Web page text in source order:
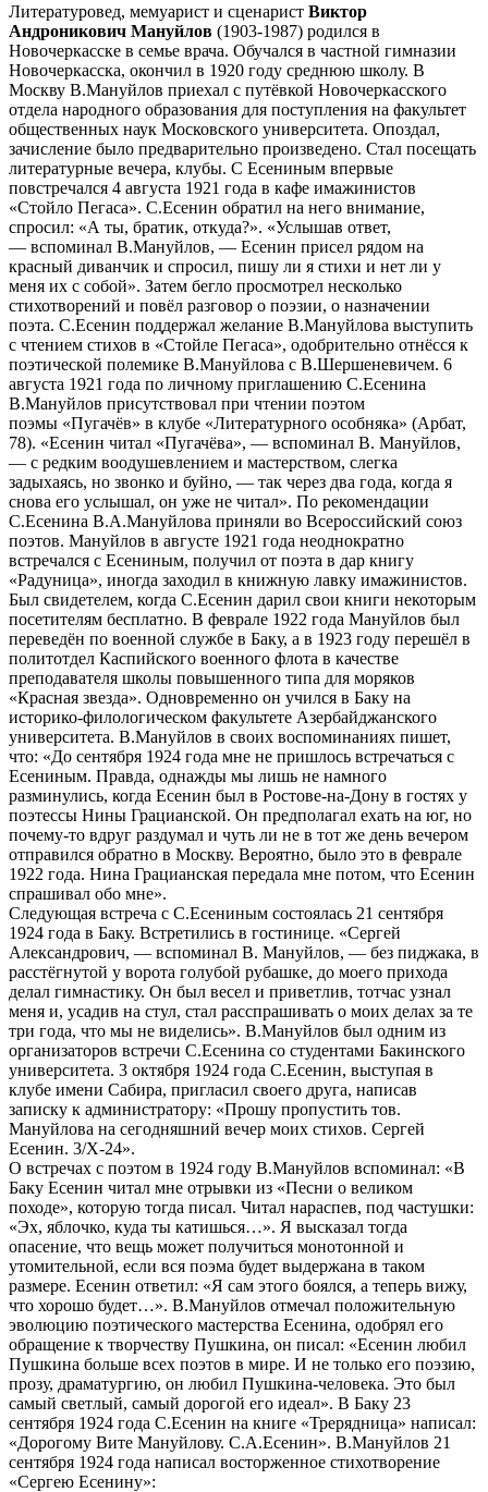
Литературовед, мемуарист и сценарист Виктор
Андроникович Мануйлов (1903-1987) родился в
Новочеркасске в семье врача. Обучался в частной гимназии
Новочеркасска, окончил в 1920 году среднюю школу. В
Москву В.Мануйлов приехал с путёвкой Новочеркасского
отдела народного образования для поступления на факультет
общественных наук Московского университета. Опоздал,
зачисление было предварительно произведено. Стал посещать
литературные вечера, клубы. С Есениным впервые
повстречался 4 августа 1921 года в кафе имажинистов
«Стойло Пегаса». С.Есенин обратил на него внимание,
спросил: «А ты, братик, откуда?». «Услышав ответ,
— вспоминал В.Мануйлов, — Есенин присел рядом на
красный диванчик и спросил, пишу ли я стихи и нет ли у
меня их с собой». Затем бегло просмотрел несколько
стихотворений и повёл разговор о поэзии, о назначении
поэта. С.Есенин поддержал желание В.Мануйлова выступить
с чтением стихов в «Стойле Пегаса», одобрительно отнёсся к
поэтической полемике В.Мануйлова с В.Шершеневичем. 6
августа 1921 года по личному приглашению С.Есенина
В.Мануйлов присутствовал при чтении поэтом
поэмы «Пугачёв» в клубе «Литературного особняка» (Арбат,
78). «Есенин читал «Пугачёва», — вспоминал В. Мануйлов,
— с редким воодушевлением и мастерством, слегка
задыхаясь, но звонко и буйно, — так через два года, когда я
снова его услышал, он уже не читал». По рекомендации
С.Есенина В.А.Мануйлова приняли во Всероссийский союз
поэтов. Мануйлов в августе 1921 года неоднократно
встречался с Есениным, получил от поэта в дар книгу
«Радуница», иногда заходил в книжную лавку имажинистов.
Был свидетелем, когда С.Есенин дарил свои книги некоторым
посетителям бесплатно. В феврале 1922 года Мануйлов был
переведён по военной службе в Баку, а в 1923 году перешёл в
политотдел Каспийского военного флота в качестве
преподавателя школы повышенного типа для моряков
«Красная звезда». Одновременно он учился в Баку на
историко-филологическом факультете Азербайджанского
университета. В.Мануйлов в своих воспоминаниях пишет,
что: «До сентября 1924 года мне не пришлось встречаться с
Есениным. Правда, однажды мы лишь не намного
разминулись, когда Есенин был в Ростове-на-Дону в гостях у
поэтессы Нины Грацианской. Он предполагал ехать на юг, но
почему-то вдруг раздумал и чуть ли не в тот же день вечером
отправился обратно в Москву. Вероятно, было это в феврале
1922 года. Нина Грацианская передала мне потом, что Есенин
спрашивал обо мне».
Следующая встреча с С.Есениным состоялась 21 сентября
1924 года в Баку. Встретились в гостинице. «Сергей
Александрович, — вспоминал В. Мануйлов, — без пиджака, в
расстёгнутой у ворота голубой рубашке, до моего прихода
делал гимнастику. Он был весел и приветлив, тотчас узнал
меня и, усадив на стул, стал расспрашивать о моих делах за те
три года, что мы не виделись». В.Мануйлов был одним из
организаторов встречи С.Есенина со студентами Бакинского
университета. 3 октября 1924 года С.Есенин, выступая в
клубе имени Сабира, пригласил своего друга, написав
записку к администратору: «Прошу пропустить тов.
Мануйлова на сегодняшний вечер моих стихов. Сергей
Есенин. 3/Х-24».
О встречах с поэтом в 1924 году В.Мануйлов вспоминал: «В
Баку Есенин читал мне отрывки из «Песни о великом
походе», которую тогда писал. Читал нараспев, под частушки:
«Эх, яблочко, куда ты катишься…». Я высказал тогда
опасение, что вещь может получиться монотонной и
утомительной, если вся поэма будет выдержана в таком
размере. Есенин ответил: «Я сам этого боялся, а теперь вижу,
что хорошо будет…». В.Мануйлов отмечал положительную
эволюцию поэтического мастерства Есенина, одобрял его
обращение к творчеству Пушкина, он писал: «Есенин любил
Пушкина больше всех поэтов в мире. И не только его поэзию,
прозу, драматургию, он любил Пушкина-человека. Это был
самый светлый, самый дорогой его идеал». В Баку 23
сентября 1924 года С.Есенин на книге «Трерядница» написал:
«Дорогому Вите Мануйлову. С.А.Есенин». В.Мануйлов 21
сентября 1924 года написал восторженное стихотворение
«Сергею Есенину»: